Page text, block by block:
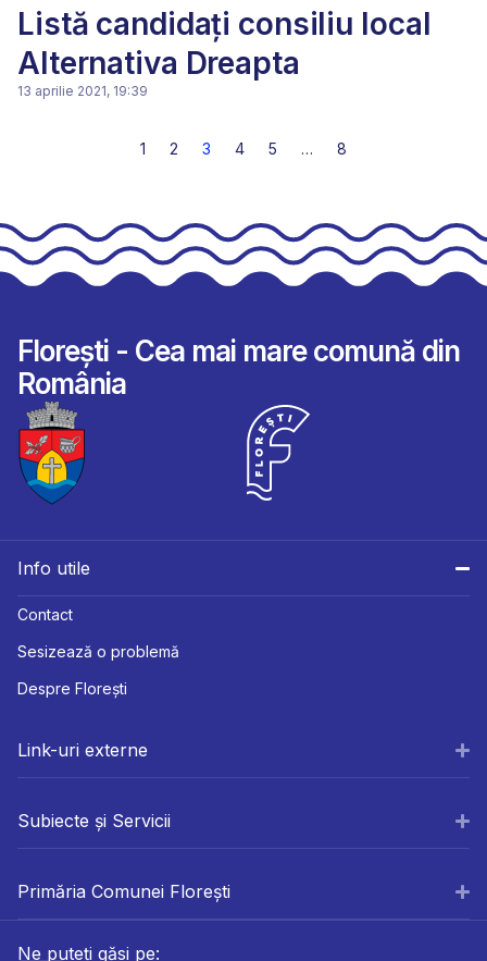
Listă candidați consiliu local
Alternativa Dreapta
13 aprilie 2021, 19:39
1 2 3 4 5 … 8
Florești - Cea mai mare comună din
România
Info utile
Contact
Sesizează o problemă
Despre Florești
Link-uri externe
Subiecte și Servicii
Primăria Comunei Florești
Ne puteți găsi pe: